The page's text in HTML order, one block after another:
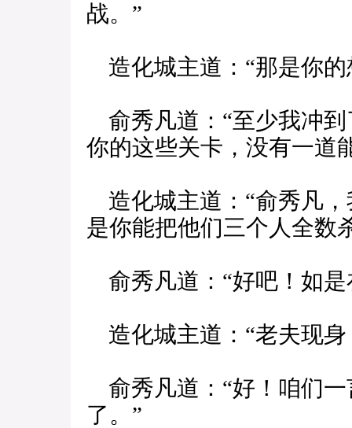
战。”
造化城主道：“那是你的
俞秀凡道：“至少我冲
你的这些关卡，没有一道
造化城主道：“俞秀凡
是你能把他们三个人全数
俞秀凡道：“好吧！如是
造化城主道：“老夫现身
俞秀凡道：“好！咱们
了。”